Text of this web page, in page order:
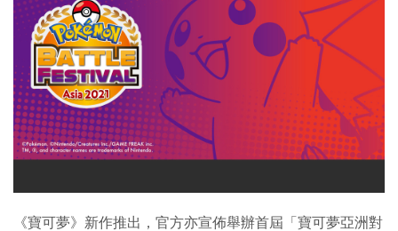
生成式AI與雲端應用
Enterprise Digital Transformation
特集
《寶可夢》新作推出，官方亦宣佈舉辦首屆「寶可夢亞洲對